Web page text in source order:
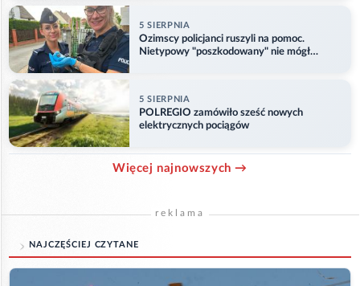
5 SIERPNIA
Ozimscy policjanci ruszyli na pomoc.
Nietypowy "poszkodowany" nie mógł
5 SIERPNIA
POLREGIO zamówiło sześć nowych
elektrycznych pociągów
Więcej najnowszych →
reklama
NAJCZĘŚCIEJ CZYTANE